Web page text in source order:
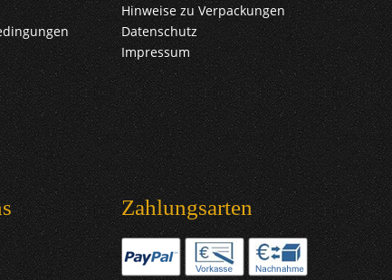
Hinweise zu Verpackungen
Datenschutz
Impressum
Zahlungsarten